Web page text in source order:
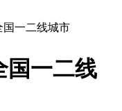
国一二线城市
国一二线